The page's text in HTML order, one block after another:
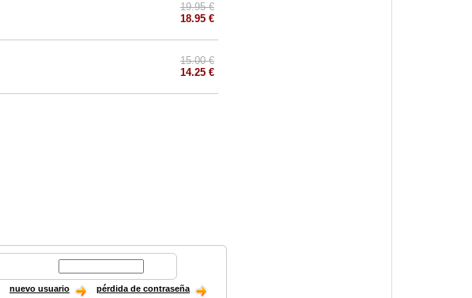
19.95 €
18.95 €
15.00 €
14.25 €
nuevo usuario pérdida de contraseña